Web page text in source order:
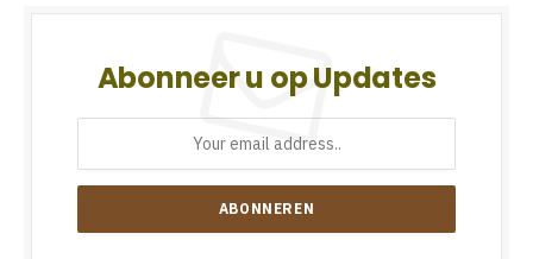
Abonneer u op Updates